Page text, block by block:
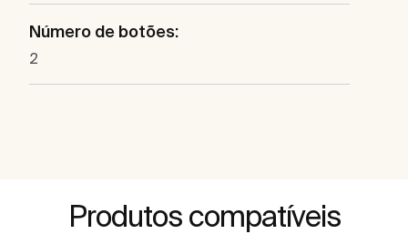
Número de botões:
2
Produtos compatíveis